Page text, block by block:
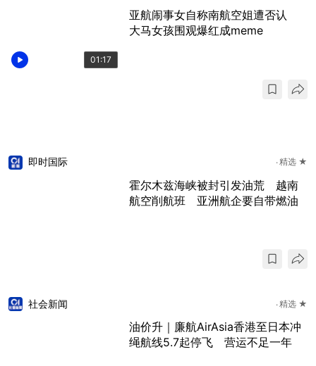
01:17
亚航闹事女自称南航空姐遭否认
大马女孩围观爆红成meme
即时国际 精选 ★
霍尔木兹海峡被封引发油荒 越南
航空削航班 亚洲航企要自带燃油
社会新闻 精选 ★
油价升｜廉航AirAsia香港至日本冲
绳航线5.7起停飞 营运不足一年